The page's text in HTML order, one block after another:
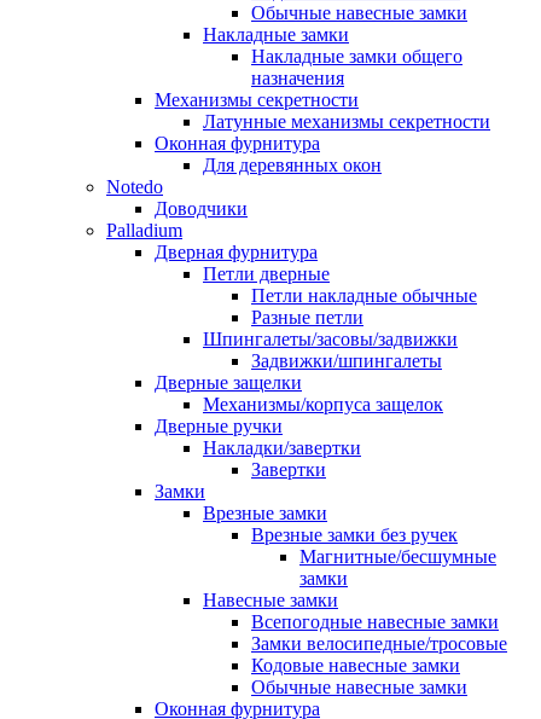
Обычные навесные замки
Накладные замки
Накладные замки общего
назначения
Механизмы секретности
Латунные механизмы секретности
Оконная фурнитура
Для деревянных окон
Notedo
Доводчики
Palladium
Дверная фурнитура
Петли дверные
Петли накладные обычные
Разные петли
Шпингалеты/засовы/задвижки
Задвижки/шпингалеты
Дверные защелки
Механизмы/корпуса защелок
Дверные ручки
Накладки/завертки
Завертки
Замки
Врезные замки
Врезные замки без ручек
Магнитные/бесшумные
замки
Навесные замки
Всепогодные навесные замки
Замки велосипедные/тросовые
Кодовые навесные замки
Обычные навесные замки
Оконная фурнитура